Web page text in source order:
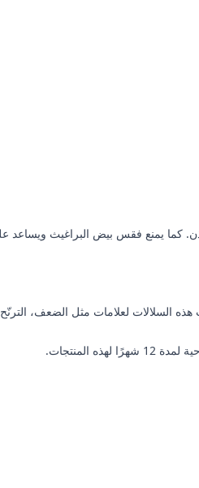
كما يمنع فقس بيض البراغيث ويساعد
السلالات لعلامات مثل الضعف،